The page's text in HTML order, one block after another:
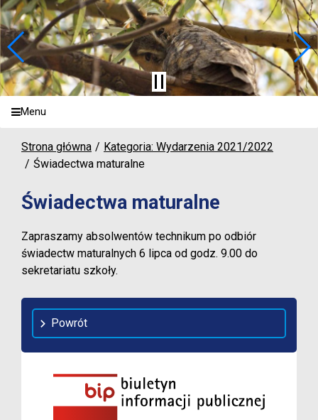
Menu
Strona główna
Kategoria: Wydarzenia 2021/2022
Świadectwa maturalne
Świadectwa maturalne
Zapraszamy absolwentów technikum po odbiór
świadectw maturalnych 6 lipca od godz. 9.00 do
sekretariatu szkoły.
Powrót